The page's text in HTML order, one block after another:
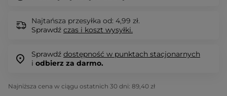
Najtańsza przesyłka od: 4,99 zł.
Sprawdź czas i koszt wysyłki.
Sprawdź dostępność w punktach stacjonarnych
i odbierz za darmo.
Najniższa cena w ciągu ostatnich 30 dni: 89,40 zł